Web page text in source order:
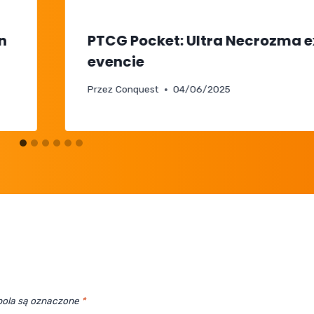
PTCG Pocket: Ultra Necrozma
evencie
Przez Conquest 04/06/2025
są oznaczone *